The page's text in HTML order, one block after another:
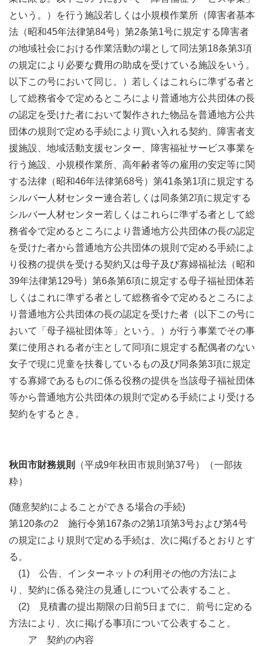
という。）を行う施設若しくは小規模作業所（障害者基本
法（昭和45年法律第84号）第2条第1号に規定する障害者
の地域社会における作業活動の場として同法第18条第3項
の規定により必要な費用の助成を受けている施設をいう。
以下この号において同じ。）若しくはこれらに準ずる者と
して総務省令で定めるところにより普通地方公共団体の長
の認定を受けた者において製作された物品を普通地方公共
団体の規則で定める手続により買い入れる契約、障害者支
援施設、地域活動支援センター、障害福祉サービス事業を
行う施設、小規模作業所、高年齢者等の雇用の安定等に関
する法律（昭和46年法律第68号）第41条第1項に規定する
シルバー人材センター連合若しくは同条第2項に規定する
シルバー人材センター若しくはこれらに準ずる者として総
務省令で定めるところにより普通地方公共団体の長の認定
を受けた者から普通地方公共団体の規則で定める手続によ
り役務の提供を受ける契約又は母子及び寡婦福祉法（昭和
39年法律第129号）第6条第6項に規定する母子福祉団体若
しくはこれに準ずる者として総務省令で定めるところによ
り普通地方公共団体の長の認定を受けた者（以下この号に
おいて「母子福祉団体等」という。）が行う事業でその事
業に使用される者が主として同項に規定する配偶者のない
女子で現に児童を扶養しているもの及び同条第3項に規定
する寡婦であるものに係る役務の提供を当該母子福祉団体
等から普通地方公共団体の規則で定める手続により受ける
契約をするとき。
秋田市財務規則
（平成9年秋田市規則第37号）（一部抜
粋）
(随意契約によることができる場合の手続)
第120条の2 施行令第167条の2第1項第3号および第4号
の規定により規則で定める手続は、次に掲げるとおりとす
る。
(1) 公告、インターネットの利用その他の方法によ
り、契約に係る発注の見通しについて公表すること。
(2) 見積書の提出期限の日前5日までに、前号に定める
方法により、次に掲げる事項について公表すること。
ア 契約の内容